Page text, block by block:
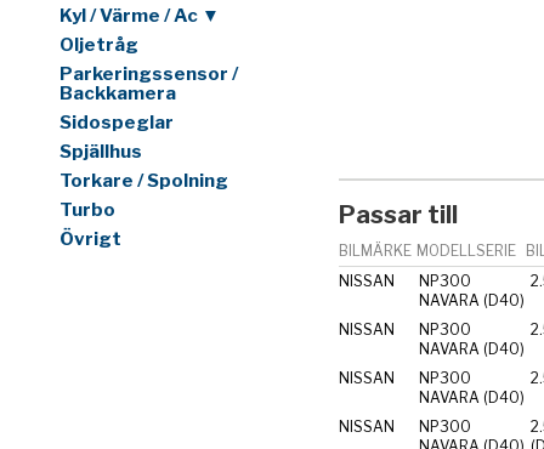
Kyl / Värme / Ac ▼
Oljetråg
Parkeringssensor /
Backkamera
Sidospeglar
Spjällhus
Torkare / Spolning
Turbo
Övrigt
Passar till
BILMÄRKE MODELLSERIE
NISSAN
NP300
NAVARA (D40)
NISSAN
NP300
NAVARA (D40)
NISSAN
NP300
NAVARA (D40)
NISSAN
NP300